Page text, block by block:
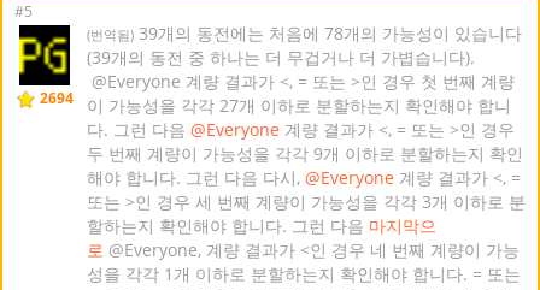
#5
2694
(번역됨) 39개의 동전에는 처음에 78개의 가능성이 있습니다
(39개의 동전 중 하나는 더 무겁거나 더 가볍습니다).
@Everyone 계량 결과가 <, = 또는 >인 경우 첫 번째 계량
이 가능성을 각각 27개 이하로 분할하는지 확인해야 합니
다. 그런 다음 @Everyone 계량 결과가 <, = 또는 >인 경우
두 번째 계량이 가능성을 각각 9개 이하로 분할하는지 확인
해야 합니다. 그런 다음 다시, @Everyone 계량 결과가 <, =
또는 >인 경우 세 번째 계량이 가능성을 각각 3개 이하로 분
할하는지 확인해야 합니다. 그런 다음 마지막으
로 @Everyone, 계량 결과가 <인 경우 네 번째 계량이 가능
성을 각각 1개 이하로 분할하는지 확인해야 합니다. = 또는